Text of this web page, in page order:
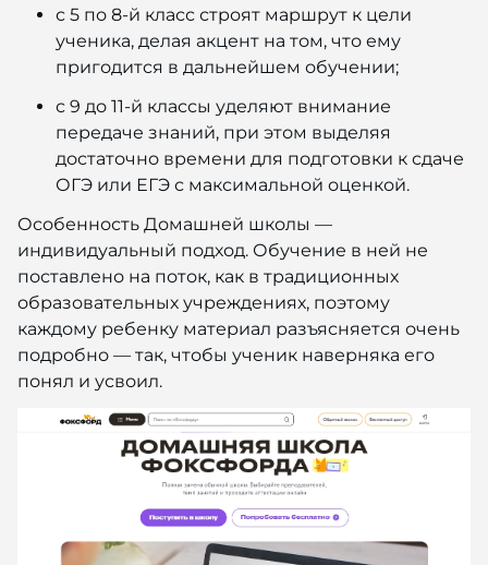
с 5 по 8-й класс строят маршрут к цели
ученика, делая акцент на том, что ему
пригодится в дальнейшем обучении;
с 9 до 11-й классы уделяют внимание
передаче знаний, при этом выделяя
достаточно времени для подготовки к сдаче
ОГЭ или ЕГЭ с максимальной оценкой.
Особенность Домашней школы —
индивидуальный подход. Обучение в ней не
поставлено на поток, как в традиционных
образовательных учреждениях, поэтому
каждому ребенку материал разъясняется очень
подробно — так, чтобы ученик наверняка его
понял и усвоил.